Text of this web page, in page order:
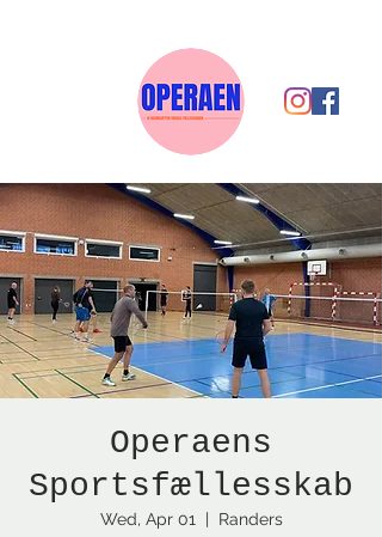
Operaens
Sportsfællesskab
Wed, Apr 01
  |
Randers